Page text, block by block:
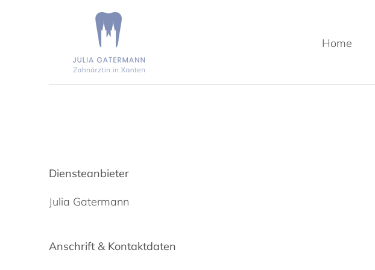
Home
Diensteanbieter
Julia Gatermann
Anschrift & Kontaktdaten